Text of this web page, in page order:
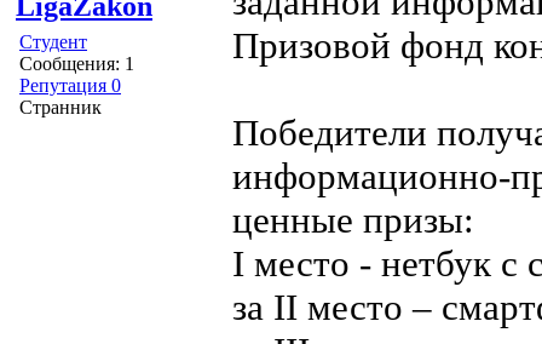
Студент
Сообщения: 1
Репутация 0
Странник
Призовой фонд
Победители
информационно-
ценные призы:
І место - нетбук
за ІІ место –